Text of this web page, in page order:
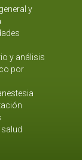
y
y análisis
por
salud